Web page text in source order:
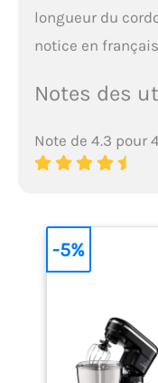
longueur du
notice en
Notes des
Note de 4.3 pour
-5%